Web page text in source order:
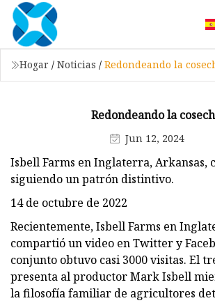
Hogar / Noticias / Redondeando la
Redondeando la
Jun 12, 2024
Isbell Farms en Inglaterra, Arkansas,
siguiendo un patrón distintivo.
14 de octubre de 2022
Recientemente, Isbell Farms en
compartió un video en Twitter y
conjunto obtuvo casi 3000 visitas. El
presenta al productor Mark Isbell
la filosofía familiar de agricultores